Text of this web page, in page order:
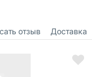
отзыв Доставка